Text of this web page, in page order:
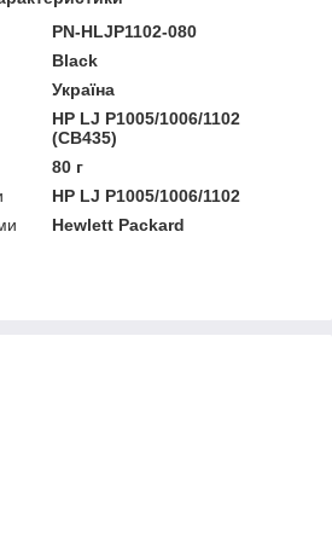
PN-HLJP1102-080
Black
Україна
HP LJ P1005/1006/1102
(CB435)
80 г
HP LJ P1005/1006/1102
Hewlett Packard